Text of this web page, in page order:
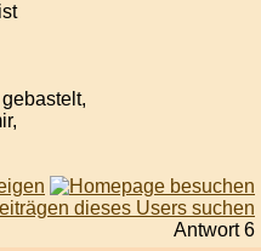
Antwort 6